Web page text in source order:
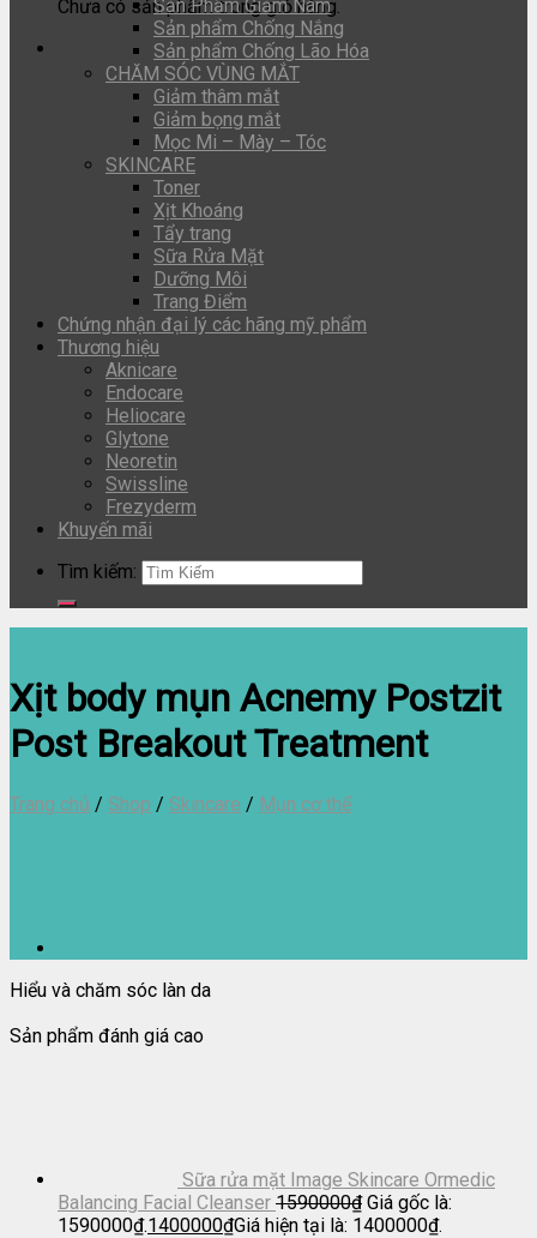
Chưa có sản phẩm trong giỏ hàng.
Sản Phẩm Giảm Nám
Sản phẩm Chống Nắng
Sản phẩm Chống Lão Hóa
CHĂM SÓC VÙNG MẮT
Giảm thâm mắt
Giảm bọng mắt
Mọc Mi – Mày – Tóc
SKINCARE
Toner
Xịt Khoáng
Tẩy trang
Sữa Rửa Mặt
Dưỡng Môi
Trang Điểm
Chứng nhận đại lý các hãng mỹ phẩm
Thương hiệu
Aknicare
Endocare
Heliocare
Glytone
Neoretin
Swissline
Frezyderm
Khuyến mãi
Tìm kiếm:
Xịt body mụn Acnemy Postzit
Post Breakout Treatment
Trang chủ / Shop / Skincare / Mụn cơ thể
Hiểu và chăm sóc làn da
Sản phẩm đánh giá cao
Sữa rửa mặt Image Skincare Ormedic
Balancing Facial Cleanser 1590000₫ Giá gốc là:
1590000₫.1400000₫Giá hiện tại là: 1400000₫.